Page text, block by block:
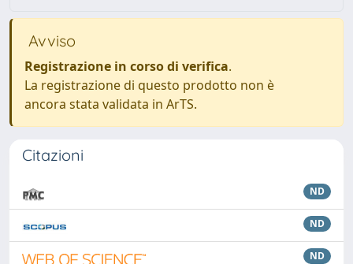
Avviso
Registrazione in corso di verifica.
La registrazione di questo prodotto non è
ancora stata validata in ArTS.
Citazioni
ND
ND
ND